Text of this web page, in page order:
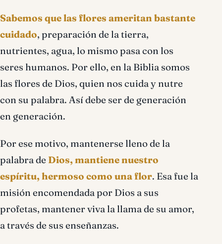
Sabemos que las flores ameritan bastante
cuidado, preparación de la tierra,
nutrientes, agua, lo mismo pasa con los
seres humanos. Por ello, en la Biblia somos
las flores de Dios, quien nos cuida y nutre
con su palabra. Así debe ser de generación
en generación.
Por ese motivo, mantenerse lleno de la
palabra de Dios, mantiene nuestro
espíritu, hermoso como una flor. Esa fue la
misión encomendada por Dios a sus
profetas, mantener viva la llama de su amor,
a través de sus enseñanzas.